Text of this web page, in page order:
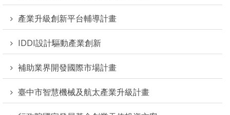
產業升級創新平台輔導計畫
IDDI設計驅動產業創新
補助業界開發國際市場計畫
臺中市智慧機械及航太產業升級計畫